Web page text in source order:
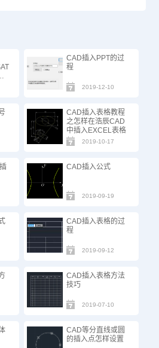
CAD插入PPT的过
程
2019-12-10
CAD插入表格教程
之怎样在浩辰CAD
中插入EXCEL表格
2019-10-17
CAD插入公式
2019-09-19
CAD插入表格的过
程
2019-09-12
CAD插入表格方法
技巧
2019-07-10
CAD等分直线或圆
的插入点怎样设置